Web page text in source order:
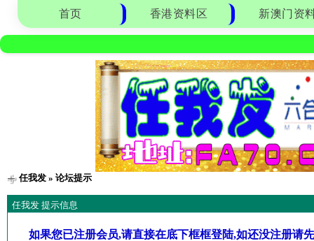
首页 香港资料区 新澳门资
任我发» 论坛提示
任我发 提示信息
如果您已注册会员,请直接在底下框框登陆,如还没注册请